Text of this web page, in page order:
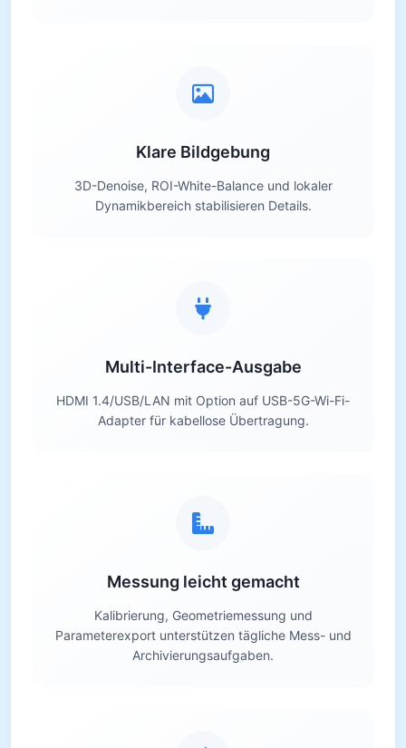
Klare Bildgebung
3D-Denoise, ROI-White-Balance und lokaler
Dynamikbereich stabilisieren Details.
Multi-Interface-Ausgabe
HDMI 1.4/USB/LAN mit Option auf USB-5G-Wi-Fi-
Adapter für kabellose Übertragung.
Messung leicht gemacht
Kalibrierung, Geometriemessung und
Parameterexport unterstützen tägliche Mess- und
Archivierungsaufgaben.